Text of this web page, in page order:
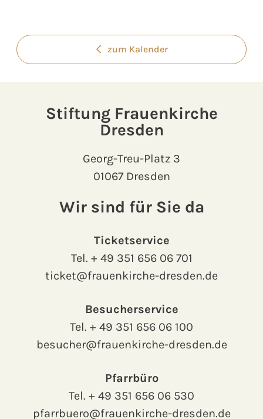
zum Kalender
Stiftung Frauenkirche
Dresden
Georg-Treu-Platz 3
01067 Dresden
Wir sind für Sie da
Ticketservice
Tel. + 49 351 656 06 701
ticket@frauenkirche-dresden.de
Besucherservice
Tel. + 49 351 656 06 100
besucher@frauenkirche-dresden.de
Pfarrbüro
Tel. + 49 351 656 06 530
pfarrbuero@frauenkirche-dresden.de